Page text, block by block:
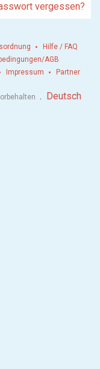
vergessen?
Hilfe / FAQ
AGB
Impressum Partner
. Deutsch